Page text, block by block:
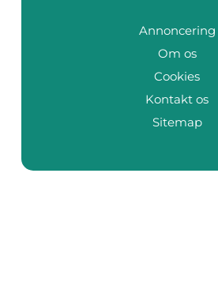
Annoncering
Om os
Cookies
Kontakt os
Sitemap